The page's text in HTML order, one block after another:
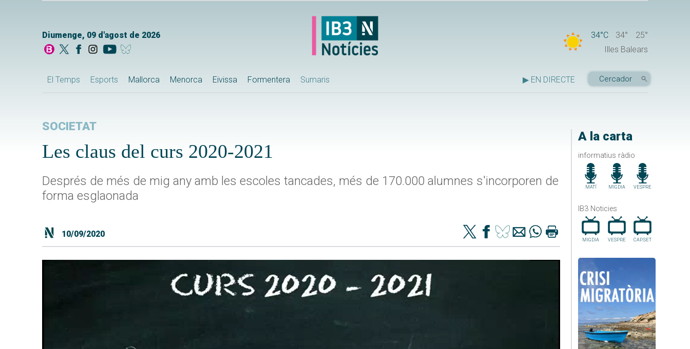
Diumenge, 09 d'agost de 2026 34°C 34°
25°
Illes Balears
El Temps Esports Mallorca Menorca Eivissa Formentera Sumaris ▶ EN DIRECTE
A la carta
informatius ràdio
MATÍ MIGDIA VESPRE
IB3 Noticies
MIGDIA VESPRE CAP.SET
SOCIETAT
Les claus del curs 2020-2021
Després de més de mig any amb les escoles tancades, més de 170.000 alumnes s'incorporen de
forma esglaonada
10/09/2020